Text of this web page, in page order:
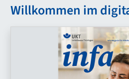
Willkommen im